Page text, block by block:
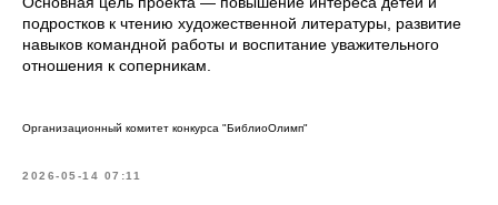
подростков к чтению художественной литературы, развитие
навыков командной работы и воспитание уважительного
отношения к соперникам.
Организационный комитет конкурса "БиблиоОлимп"
2026-05-14 07:11